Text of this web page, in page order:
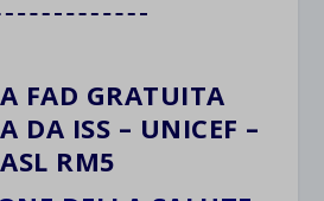
FAD GRATUITA
DA ISS – UNICEF –
ASL RM5